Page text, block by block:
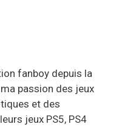
fanboy depuis la
passion des jeux
et des
jeux PS5, PS4